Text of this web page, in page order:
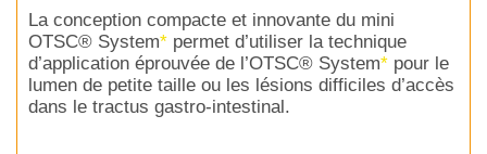
La conception compacte et innovante du mini
OTSC® System* permet d’utiliser la technique
d’application éprouvée de l’OTSC® System* pour le
lumen de petite taille ou les lésions difficiles d’accès
dans le tractus gastro-intestinal.